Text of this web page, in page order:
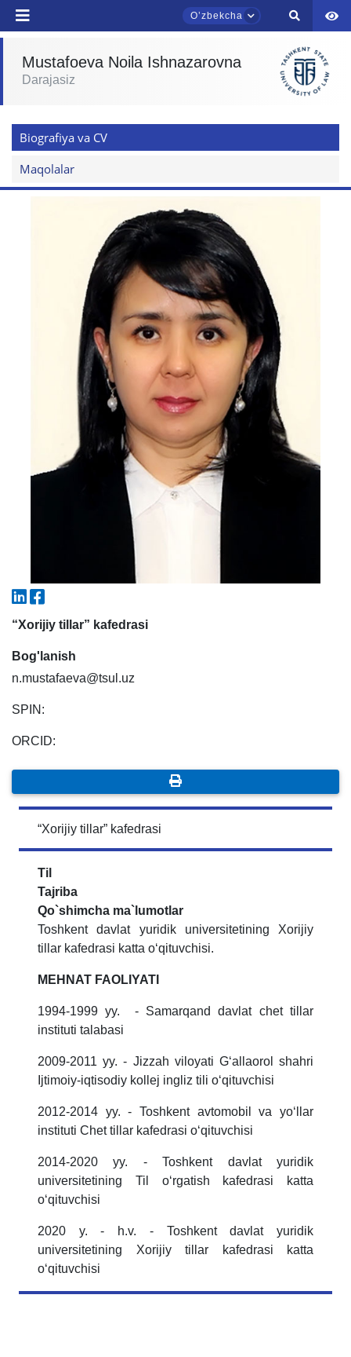
Oʼzbekcha
Mustafoeva Noila Ishnazarovna
Darajasiz
Biografiya va CV
Maqolalar
“Xorijiy tillar” kafedrasi
Bog'lanish
n.mustafaeva@tsul.uz
SPIN:
ORCID:
“Xorijiy tillar” kafedrasi
Til
Tajriba
Qo`shimcha ma`lumotlar
Toshkent davlat yuridik universitetining Xorijiy
tillar kafedrasi katta o‘qituvchisi.
MEHNAT FAOLIYATI
1994-1999 yy. - Samarqand davlat chet tillar
instituti talabasi
2009-2011 yy. - Jizzah viloyati Gʻallaorol shahri
Ijtimoiy-iqtisodiy kollej ingliz tili oʻqituvchisi
2012-2014 yy. - Toshkent avtomobil va yoʻllar
instituti Chet tillar kafedrasi oʻqituvchisi
2014-2020 yy. - Toshkent davlat yuridik
universitetining Til oʻrgatish kafedrasi katta
oʻqituvchisi
2020 y. - h.v. - Toshkent davlat yuridik
universitetining Xorijiy tillar kafedrasi katta
oʻqituvchisi
TDYU qabul murojaatlari chati
Assalomu alaykum! TDYU qabul murojaatlari
Qabul bo'yicha murojaatlaringizni ushbu
Mavzuni tanlang — keyin shu mavzudagi aniq
savollar chiqadi:
2. Hujjatlar (magistr) (4)
3. Suhbat (bakalavr) (8) 4. Suhbat (magistr) (5)
5. To'lov-kontrakt (2)
✉️ Adminga yozish